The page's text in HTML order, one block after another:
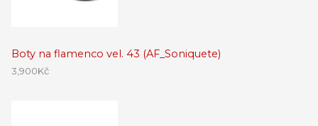
Boty na flamenco vel. 43 (AF_Soniquete)
3,900Kč